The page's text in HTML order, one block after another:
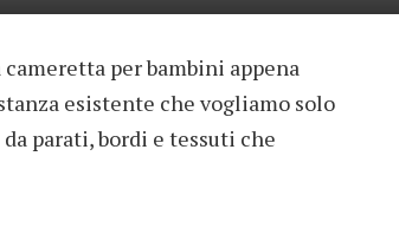
per bambini appena
esistente che vogliamo solo
parati, bordi e tessuti che